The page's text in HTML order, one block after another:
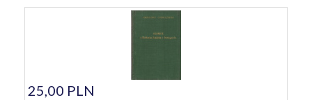
25,00 PLN